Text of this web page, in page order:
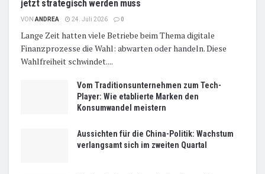
jetzt strategisch werden muss
VON ANDREA 24. Juli 2026 0
Lange Zeit hatten viele Betriebe beim Thema digitale
Finanzprozesse die Wahl: abwarten oder handeln. Diese
Wahlfreiheit schwindet....
Vom Traditionsunternehmen zum Tech-
Player: Wie etablierte Marken den
Konsumwandel meistern
Aussichten für die China-Politik: Wachstum
verlangsamt sich im zweiten Quartal